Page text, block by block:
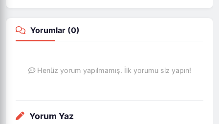
Yorumlar (0)
Henüz yorum yapılmamış. İlk yorumu siz yapın!
Yorum Yaz